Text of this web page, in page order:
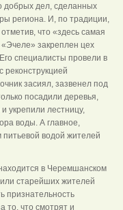
добрых дел, сделанных
региона. И, по традиции,
что «здесь самая
закреплен цех
специалисты провели в
реконструкцией
засиял, зазвенел под
посадили деревья,
укрепили лестницу,
воды. А главное,
водой жителей
в Черемшанском
старейших жителей
признательность
то, что смотрят и